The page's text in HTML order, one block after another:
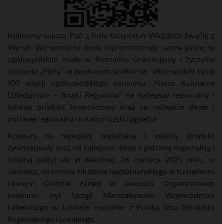
Kulinarny sukces Pań z Koła Gospodyń Wiejskich Swańki z
Wyryk. We wrześniu będą reprezentowały naszą gminę w
ogólnopolskim finale w Poznaniu. Gratulujemy i życzymy
zdobycia „Perły” w finałowym konkursie. Wojewódzki Finał
XXI edycji ogólnopolskiego konkursu „Nasze Kulinarne
Dziedzictwo – Smaki Regionów” na najlepszy regionalny i
lokalny produkt żywnościowy oraz na najlepsze danie i
potrawę regionalną i lokalną rozstrzygnięty!
Konkurs na najlepszy regionalny i lokalny produkt
żywnościowy oraz na najlepsze danie i potrawę regionalną i
lokalną odbył się w niedzielę, 26 czerwca 2022 roku, w
Janowcu, na terenie Muzeum Nadwiślańskiego w Kazimierzu
Dolnym, Oddział Zamek w Janowcu. Organizatorem
konkursu był Urząd Marszałkowski Województwa
Lubelskiego w Lublinie wspólnie z Polską Izbą Produktu
Regionalnego i Lokalnego.